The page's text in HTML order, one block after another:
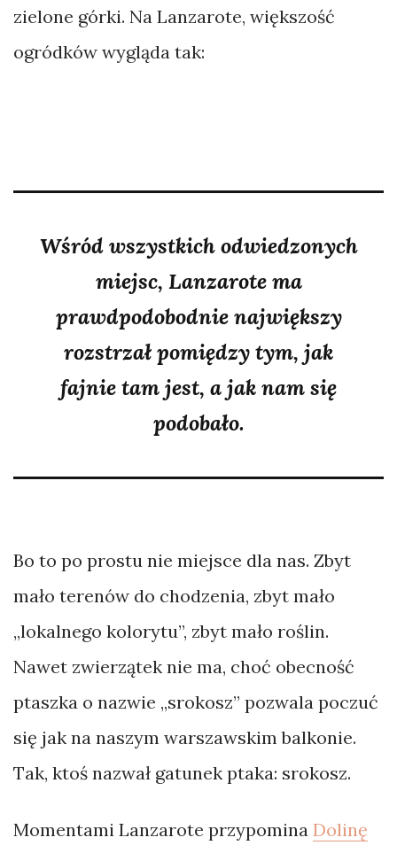
zielone górki. Na Lanzarote, większość
ogródków wygląda tak:
Wśród wszystkich odwiedzonych
miejsc, Lanzarote ma
prawdpodobodnie największy
rozstrzał pomiędzy tym, jak
fajnie tam jest, a jak nam się
podobało.
Bo to po prostu nie miejsce dla nas. Zbyt
mało terenów do chodzenia, zbyt mało
„lokalnego kolorytu”, zbyt mało roślin.
Nawet zwierzątek nie ma, choć obecność
ptaszka o nazwie „srokosz” pozwala poczuć
się jak na naszym warszawskim balkonie.
Tak, ktoś nazwał gatunek ptaka: srokosz.
Momentami Lanzarote przypomina Dolinę